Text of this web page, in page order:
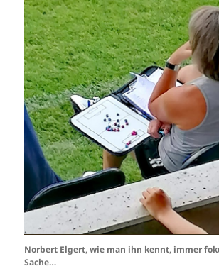
Norbert Elgert, wie man ihn kennt, immer
Sache…